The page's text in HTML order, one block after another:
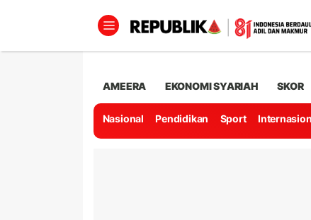
AMEERA EKONOMI SYARIAH SKOR
Nasional Pendidikan Sport